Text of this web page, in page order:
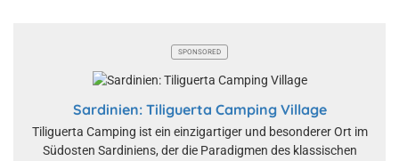
SPONSORED
Sardinien: Tiliguerta Camping Village
Tiliguerta Camping ist ein einzigartiger und besonderer Ort im
Südosten Sardiniens, der die Paradigmen des klassischen